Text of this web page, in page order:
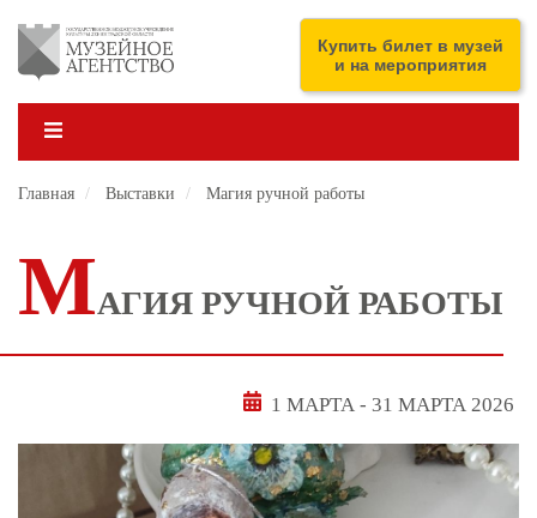
основному
содержанию
ENG
Купить билет в музей
и на мероприятия
Главная Выставки Магия ручной работы
МАГИЯ РУЧНОЙ РАБОТЫ
1 МАРТА - 31 МАРТА 2026